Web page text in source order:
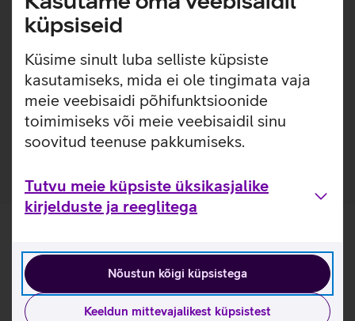
küpsiseid
Küsime sinult luba selliste küpsiste
kasutamiseks, mida ei ole tingimata vaja
meie veebisaidi põhifunktsioonide
toimimiseks või meie veebisaidil sinu
soovitud teenuse pakkumiseks.
Tutvu meie küpsiste üksikasjalike
kirjelduste ja reeglitega
Nõustun kõigi küpsistega
Keeldun mittevajalikest küpsistest
abil ning oledki ehitanud koduse andmesidevõrgu ilma
ühegi puurimiseta ja lookleva võrgukaablita põrandal või
elektriliini pikkusega kuni 300 m ning adapteri port toetab
kiirust kuni 1000 Mbit/s.
Komplektis sisaldub 2 elektrivõrguadapterit ja 2
võrgukaablit.